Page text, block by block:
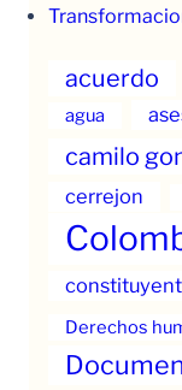
acuerdo
agua
camilo
cerrejon
Derechos